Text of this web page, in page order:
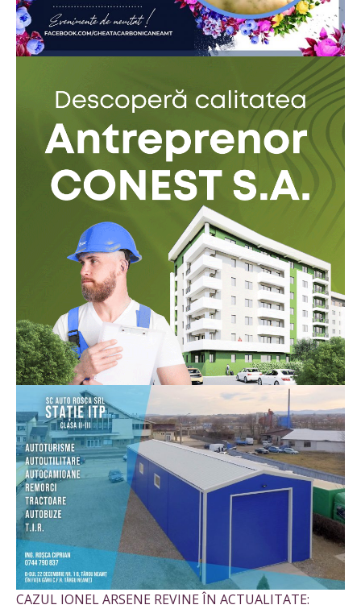
CAZUL IONEL ARSENE REVINE ÎN ACTUALITATE: